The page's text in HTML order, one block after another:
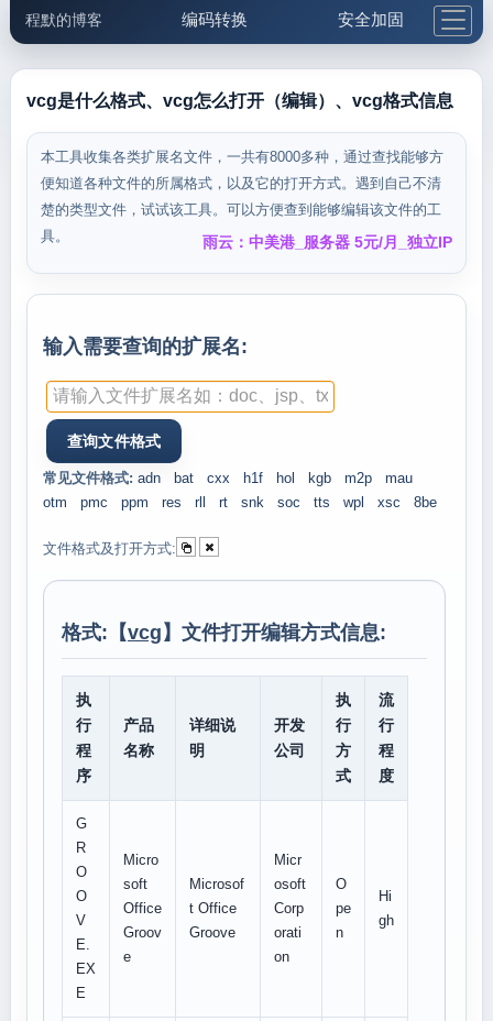
程默的博客 编码转换 安全加固
邮件工具 生活便民 更多工具
5.1支付宝大红包
vcg是什么格式、vcg怎么打开（编辑）、vcg格式信息
本工具收集各类扩展名文件，一共有8000多种，通过查找能够方
便知道各种文件的所属格式，以及它的打开方式。遇到自己不清
楚的类型文件，试试该工具。可以方便查到能够编辑该文件的工
具。
雨云：中美港_服务器 5元/月_独立IP
输入需要查询的扩展名:
常见文件格式: adn bat cxx h1f hol kgb m2p
mau
otm
pmc ppm res rll rt snk soc tts wpl xsc 8be
文件格式及打开方式:
格式:【vcg 】文件打开编辑方式信息:
执
行
程
序
产品
名称
详细说
明
开发
公司
执
行
方
式
流
行
程
度
G
R
O
O
V
E.
EX
E
Micro
soft
Office
Groov
e
Microsof
t Office
Groove
Micr
osoft
Corp
orati
on
O
pe
n
Hi
gh